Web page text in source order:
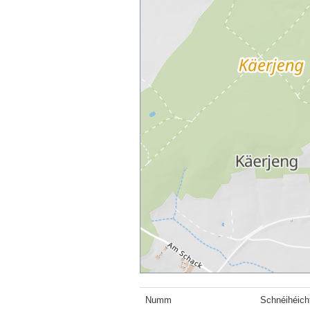
Numm